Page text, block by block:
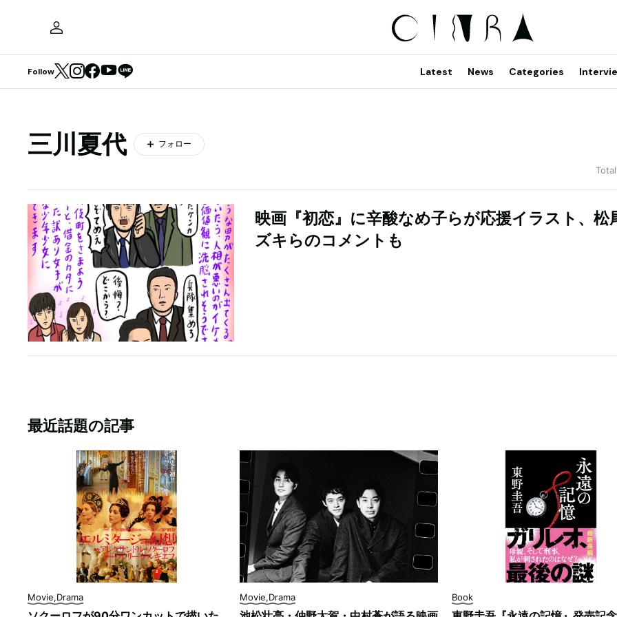
Follow Latest News Categories
三川夏代 フォロー
映画『初恋』に辛酸なめ子らが応援イラスト、松
ズキらのコメントも
最近話題の記事
Movie,Drama Movie,Drama Book